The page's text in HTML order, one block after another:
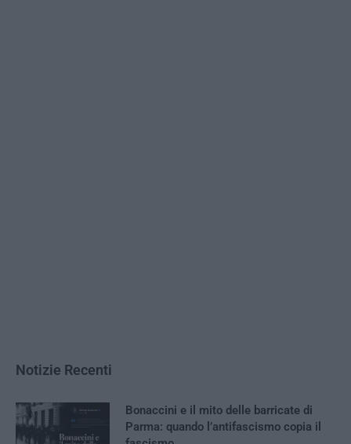
Notizie Recenti
Bonaccini e il mito delle barricate di
Parma: quando l’antifascismo copia il